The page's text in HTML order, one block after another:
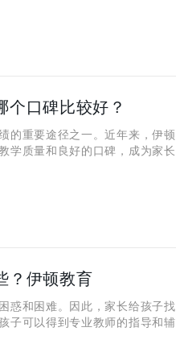
导，助力他们在学业
个口碑比较好？
的重要途径之一。近年来，伊
学质量和良好的口碑，成为家长
评价伊顿教育的口碑
？伊顿教育
惑和困难。因此，家长给孩子
子可以得到专业教师的指导和辅